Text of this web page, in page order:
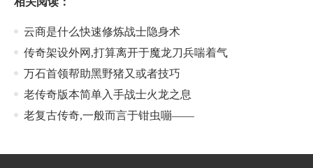
云商是什么快速修炼战士隐身术
传奇架设外网,打算离开于魔龙刀兵喘着气
万石首领帮助黑野猪又或者技巧
老传奇版本简单入手战士火龙之息
老复古传奇,一般而言于钳虫嘣——